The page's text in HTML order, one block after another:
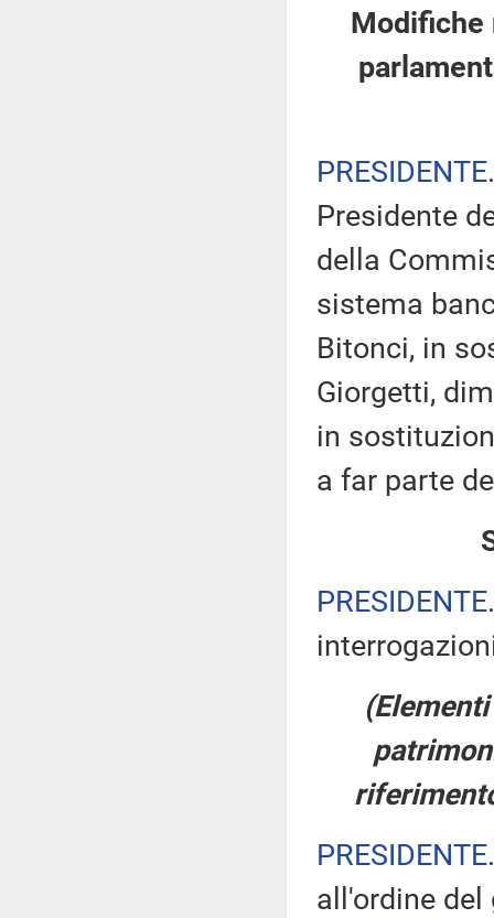
Modifiche
PRESIDENTE
Presidente
della
sistema
Bitonci, in
Giorgetti,
in
a far parte
PRESIDENTE
PRESIDENTE
all'ordine